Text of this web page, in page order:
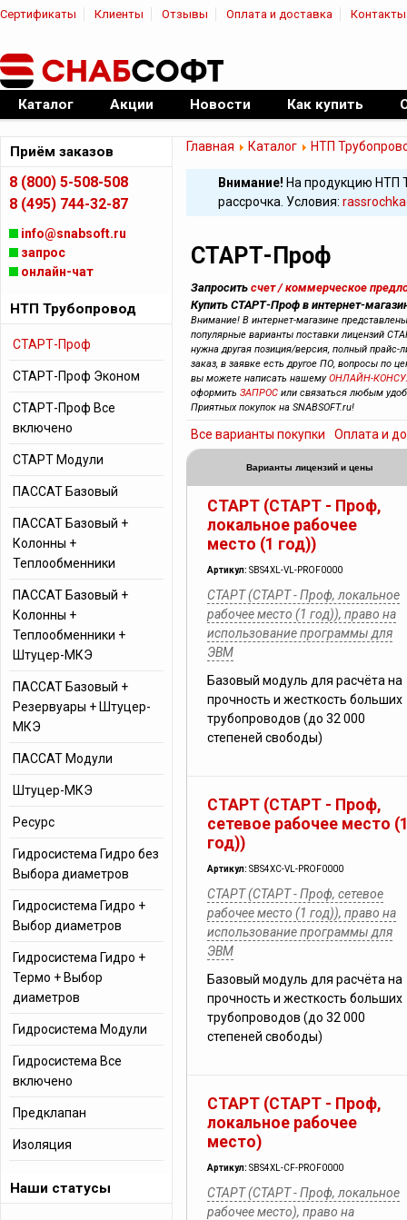
Сертификаты Клиенты Отзывы Оплата и доставка Контакты
Официальный дилер ПО
Каталог Акции Новости Как купить
Главная Каталог НТП
Внимание! На продукцию НТП
рассрочка. Условия:
СТАРТ-Проф
Запросить счет / коммерческое
Купить СТАРТ-Проф в интернет-
Внимание! В интернет-магазине
популярные варианты поставки лицензий
нужна другая позиция/версия, полный прайс-
заказ, в заявке есть другое ПО, вопросы по
вы можете написать нашемуОНЛАЙН-
оформить ЗАПРОС или связаться любым
Приятных покупок на SNABSOFT.ru!
Все варианты покупки Оплата и
Варианты лицензий и цены
СТАРТ (СТАРТ - Проф,
локальное рабочее
место (1 год))
Артикул: SBS4XL-VL-PROF0000
СТАРТ (СТАРТ - Проф, локальное
рабочее место (1 год)), право на
использование программы для
ЭВМ
Базовый модуль для расчёта на
прочность и жесткость больших
трубопроводов (до 32 000
степеней свободы)
СТАРТ (СТАРТ - Проф,
сетевое рабочее место
год))
Артикул: SBS4XC-VL-PROF0000
СТАРТ (СТАРТ - Проф, сетевое
рабочее место (1 год)), право на
использование программы для
ЭВМ
Базовый модуль для расчёта на
прочность и жесткость больших
трубопроводов (до 32 000
степеней свободы)
СТАРТ (СТАРТ - Проф,
локальное рабочее
место)
Артикул: SBS4XL-CF-PROF0000
СТАРТ (СТАРТ - Проф, локальное
рабочее место), право на
Приём заказов
8 (800) 5-508-508
8 (495) 744-32-87
info@snabsoft.ru
запрос
онлайн-чат
НТП Трубопровод
СТАРТ-Проф
СТАРТ-Проф Эконом
СТАРТ-Проф Все
включено
СТАРТ Модули
ПАССАТ Базовый
ПАССАТ Базовый +
Колонны +
Теплообменники
ПАССАТ Базовый +
Колонны +
Теплообменники +
Штуцер-МКЭ
ПАССАТ Базовый +
Резервуары + Штуцер-
МКЭ
ПАССАТ Модули
Штуцер-МКЭ
Ресурс
Гидросистема Гидро без
Выбора диаметров
Гидросистема Гидро +
Выбор диаметров
Гидросистема Гидро +
Термо + Выбор
диаметров
Гидросистема Модули
Гидросистема Все
включено
Предклапан
Изоляция
Наши статусы